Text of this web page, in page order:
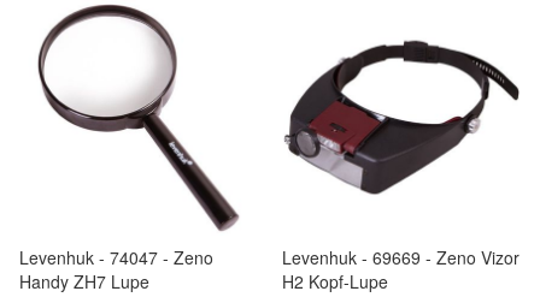
Levenhuk - 74047 - Zeno
Handy ZH7 Lupe
Levenhuk - 69669 - Zeno Vizor
H2 Kopf-Lupe